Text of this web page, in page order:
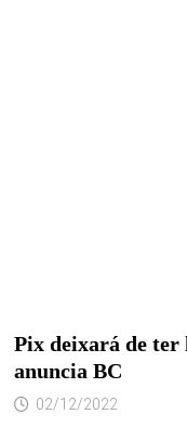
Pix deixará de ter
anuncia BC
02/12/2022